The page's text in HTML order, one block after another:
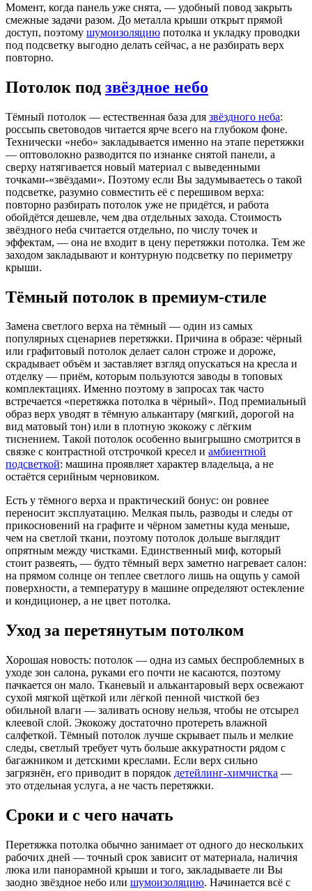
Момент, когда панель уже снята, — удобный повод закрыть
смежные задачи разом. До металла крыши открыт прямой
доступ, поэтому шумоизоляцию потолка и укладку проводки
под подсветку выгодно делать сейчас, а не разбирать верх
повторно.
Потолок под звёздное небо
Тёмный потолок — естественная база для звёздного неба:
россыпь световодов читается ярче всего на глубоком фоне.
Технически «небо» закладывается именно на этапе перетяжки
— оптоволокно разводится по изнанке снятой панели, а
сверху натягивается новый материал с выведенными
точками-«звёздами». Поэтому если Вы задумываетесь о такой
подсветке, разумно совместить её с перешивом верха:
повторно разбирать потолок уже не придётся, и работа
обойдётся дешевле, чем два отдельных захода. Стоимость
звёздного неба считается отдельно, по числу точек и
эффектам, — она не входит в цену перетяжки потолка. Тем же
заходом закладывают и контурную подсветку по периметру
крыши.
Тёмный потолок в премиум-стиле
Замена светлого верха на тёмный — один из самых
популярных сценариев перетяжки. Причина в образе: чёрный
или графитовый потолок делает салон строже и дороже,
скрадывает объём и заставляет взгляд опускаться на кресла и
отделку — приём, которым пользуются заводы в топовых
комплектациях. Именно поэтому в запросах так часто
встречается «перетяжка потолка в чёрный». Под премиальный
образ верх уводят в тёмную алькантару (мягкий, дорогой на
вид матовый тон) или в плотную экокожу с лёгким
тиснением. Такой потолок особенно выигрышно смотрится в
связке с контрастной отстрочкой кресел и амбиентной
подсветкой: машина проявляет характер владельца, а не
остаётся серийным черновиком.
Есть у тёмного верха и практический бонус: он ровнее
переносит эксплуатацию. Мелкая пыль, разводы и следы от
прикосновений на графите и чёрном заметны куда меньше,
чем на светлой ткани, поэтому потолок дольше выглядит
опрятным между чистками. Единственный миф, который
стоит развеять, — будто тёмный верх заметно нагревает салон:
на прямом солнце он теплее светлого лишь на ощупь у самой
поверхности, а температуру в машине определяют остекление
и кондиционер, а не цвет потолка.
Уход за перетянутым потолком
Хорошая новость: потолок — одна из самых беспроблемных в
уходе зон салона, руками его почти не касаются, поэтому
пачкается он мало. Тканевый и алькантаровый верх освежают
сухой мягкой щёткой или лёгкой пенной чисткой без
обильной влаги — заливать основу нельзя, чтобы не отсырел
клеевой слой. Экокожу достаточно протереть влажной
салфеткой. Тёмный потолок лучше скрывает пыль и мелкие
следы, светлый требует чуть больше аккуратности рядом с
багажником и детскими креслами. Если верх сильно
загрязнён, его приводит в порядок детейлинг-химчистка —
это отдельная услуга, а не часть перетяжки.
Сроки и с чего начать
Перетяжка потолка обычно занимает от одного до нескольких
рабочих дней — точный срок зависит от материала, наличия
люка или панорамной крыши и того, закладываете ли Вы
заодно звёздное небо или шумоизоляцию. Начинается всё с